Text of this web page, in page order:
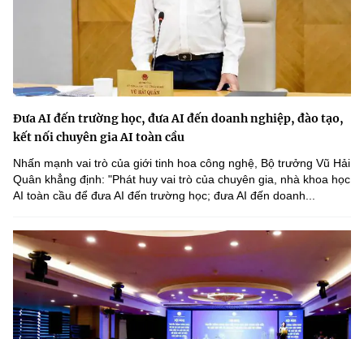
Đưa AI đến trường học, đưa AI đến doanh nghiệp, đào tạo,
kết nối chuyên gia AI toàn cầu
Nhấn mạnh vai trò của giới tinh hoa công nghệ, Bộ trưởng Vũ Hải
Quân khẳng định: "Phát huy vai trò của chuyên gia, nhà khoa học
AI toàn cầu để đưa AI đến trường học; đưa AI đến doanh...